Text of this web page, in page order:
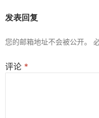
发表回复
您的邮箱地址不会被公开。
评论 *